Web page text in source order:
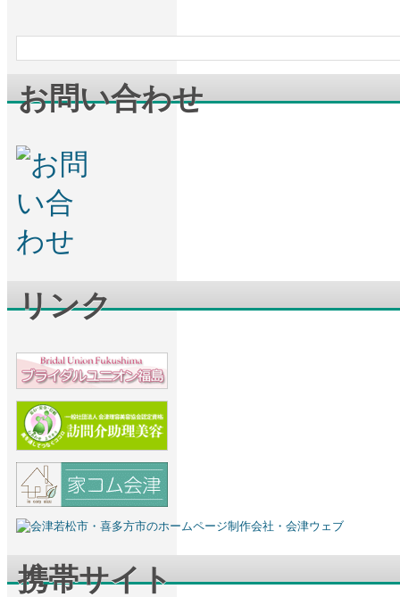
お問い合わせ
リンク
携帯サイト